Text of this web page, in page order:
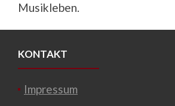
Musikleben.
KONTAKT
Impressum